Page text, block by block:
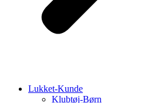
Lukket-Kunde
Klubtøj-Børn